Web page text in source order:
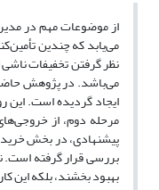
از موضوعات مهم در
می‌یابد که چندین
نظر گرفتن تخفیفات
می‌باشد. در پژوهش
ایجاد گردیده است. این
مرحله دوم، از
پیشنهادی، در بخش خرید
بررسی قرار گرفته است.
بهبود بخشند، بلکه این